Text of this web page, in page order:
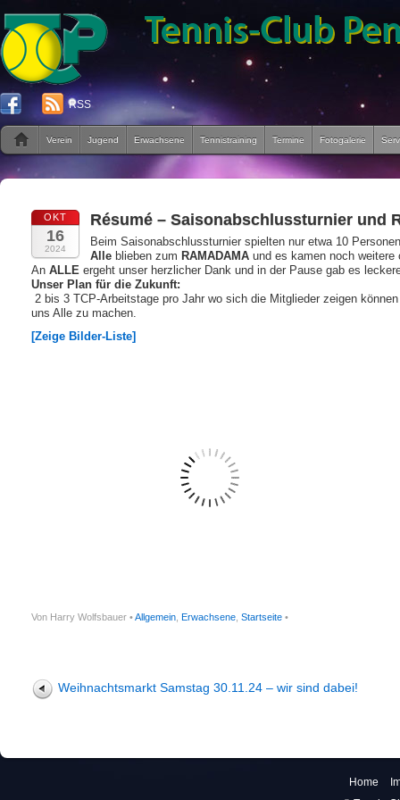
RSS
Verein Jugend Erwachsene Tennistraining Termine Fotogalerie
OKT
16
2024
Ré­su­mé – Saisonabschlussturnier und
Beim Saisonabschlussturnier spielten nur etwa 10
Alle blieben zum RAMADAMA und es kamen noch weitere
An ALLE ergeht unser herzlicher Dank und in der Pause gab es
Unser Plan für die Zukunft:
2 bis 3 TCP-Arbeitstage pro Jahr wo sich die Mitglieder zeigen
uns Alle zu machen.
[Zeige Bilder-Liste]
Von Harry Wolfsbauer •Allgemein Erwachsene Startseite •
Weihnachtsmarkt Samstag 30.11.24 – wir sind dabei!
Home